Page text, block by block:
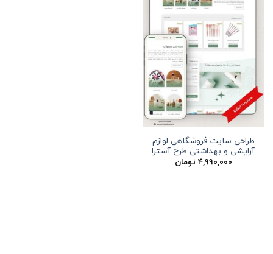
طراحی سایت فروشگاهی لوازم
آرایشی و بهداشتی طرح آسترا
۴,۹۹۰,۰۰۰ تومان